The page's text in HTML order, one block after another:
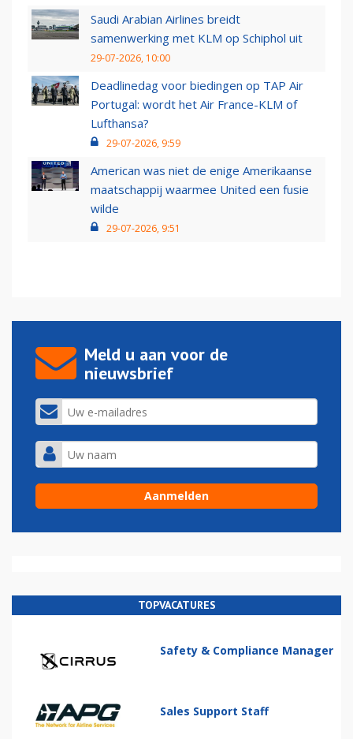
Saudi Arabian Airlines breidt
samenwerking met KLM op Schiphol uit
29-07-2026, 10:00
Deadlinedag voor biedingen op TAP Air
Portugal: wordt het Air France-KLM of
Lufthansa?
29-07-2026, 9:59
American was niet de enige Amerikaanse
maatschappij waarmee United een fusie
wilde
29-07-2026, 9:51
Meld u aan voor de
nieuwsbrief
TOPVACATURES
Safety & Compliance Manager
Sales Support Staff